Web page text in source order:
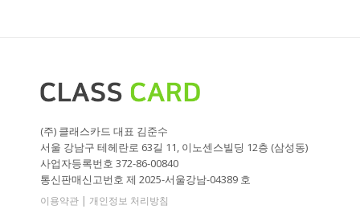
(주) 클래스카드 대표 김준수
서울 강남구 테헤란로 63길 11, 이노센스빌딩 12층 (삼성동)
사업자등록번호 372-86-00840
통신판매신고번호 제 2025-서울강남-04389 호
이용약관 | 개인정보 처리방침